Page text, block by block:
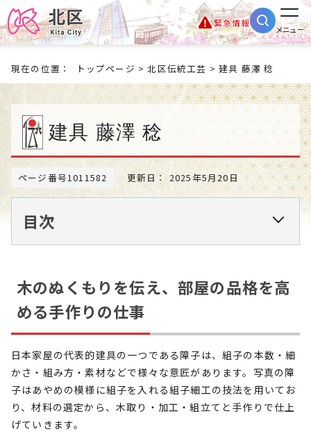
緊急情報
メニュー
現在の位置： トップページ >北区伝統工芸 > 建具 藤澤 稔
建具 藤澤 稔
ページ番号1011582 更新日： 2025年5月20日
目次
木のぬくもりを伝え、部屋の品格を高
める手作りの仕事
日本家屋の代表的建具の一つである障子は、組子の本数・細
かさ・組み方・素材などで様々な意匠があります。写真の障
子はあやめの模様に組子を入れる組子細工の技法を用いてお
り、材料の選定から、木取り・加工・組立てと手作りで仕上
げていきます。